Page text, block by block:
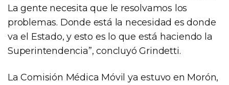
La gente necesita que le resolvamos los
problemas. Donde está la necesidad es donde
va el Estado, y esto es lo que está haciendo la
Superintendencia”, concluyó Grindetti.
La Comisión Médica Móvil ya estuvo en Morón,